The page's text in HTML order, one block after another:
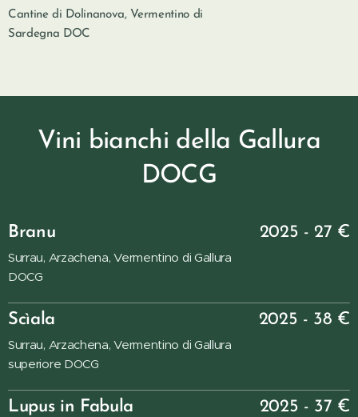
Cantine di Dolinanova, Vermentino di
Sardegna DOC
Vini bianchi della Gallura
DOCG
Branu
Surrau, Arzachena, Vermentino di Gallura
DOCG
2025 - 27 €
Scìala
Surrau, Arzachena, Vermentino di Gallura
superiore DOCG
2025 - 38 €
Lupus in Fabula 2025 - 37 €